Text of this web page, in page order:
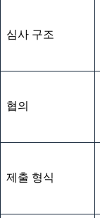
심사 구조
협의
제출 형식